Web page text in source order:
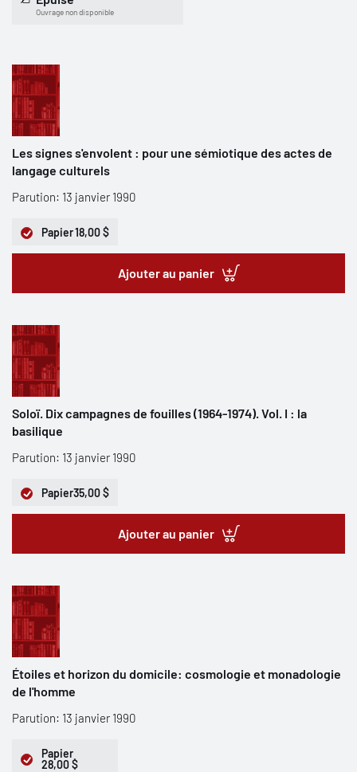
Ouvrage non disponible
Les signes s'envolent : pour une sémiotique des actes de
langage culturels
Parution: 13 janvier 1990
Papier18,00 $
Ajouter au panier
Soloï. Dix campagnes de fouilles (1964-1974). Vol. I : la
basilique
Parution: 13 janvier 1990
Papier35,00 $
Ajouter au panier
Étoiles et horizon du domicile: cosmologie et monadologie
de l'homme
Parution: 13 janvier 1990
Papier
28,00 $